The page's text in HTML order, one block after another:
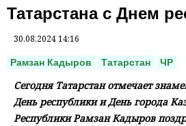
Татарстана с Днем
30.08.2024 14:16
Рамзан Кадыров Татарстан ЧР
Сегодня Татарстан отмечает
День республики и День города
Республики Рамзан Кадыров